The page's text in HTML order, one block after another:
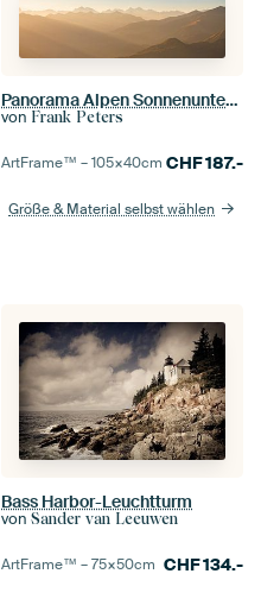
Panorama Alpen Sonnenuntergang
von Frank Peters
ArtFrame™ –105×40cm CHF187.-
Größe & Material selbst wählen
Bass Harbor-Leuchtturm
von Sander van Leeuwen
ArtFrame™ –75×50cm CHF134.-